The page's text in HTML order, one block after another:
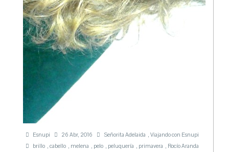
Esnupi 26 Abr, 2016 Señorita Adelaida , Viajando con Esnupi
brillo , cabello , melena , pelo , peluquería , primavera , Rocío Aranda